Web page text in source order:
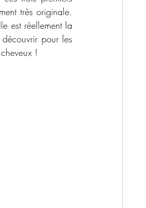
très originale.
est réellement la
pour les
!